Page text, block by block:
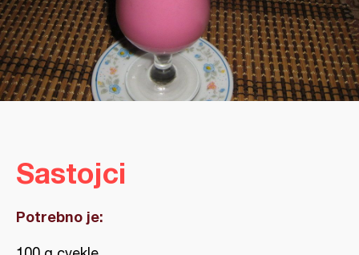
Sastojci
Potrebno je: